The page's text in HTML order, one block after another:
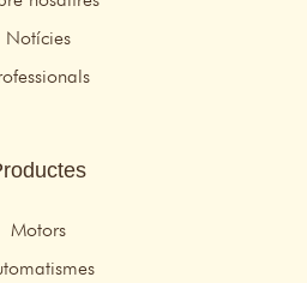
Notícies
Motors